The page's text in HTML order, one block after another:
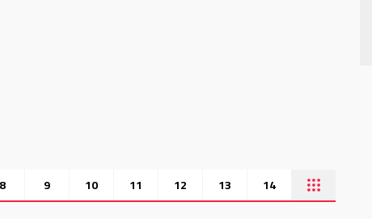
8 9 10 11 12 13 14